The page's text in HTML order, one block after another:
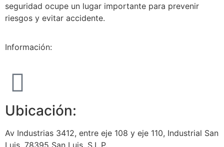
seguridad ocupe un lugar importante para prevenir
riesgos y evitar accidente.
Información:
Ubicación:
Av Industrias 3412, entre eje 108 y eje 110, Industrial San
Luis, 78395 San Luis, S.L.P.